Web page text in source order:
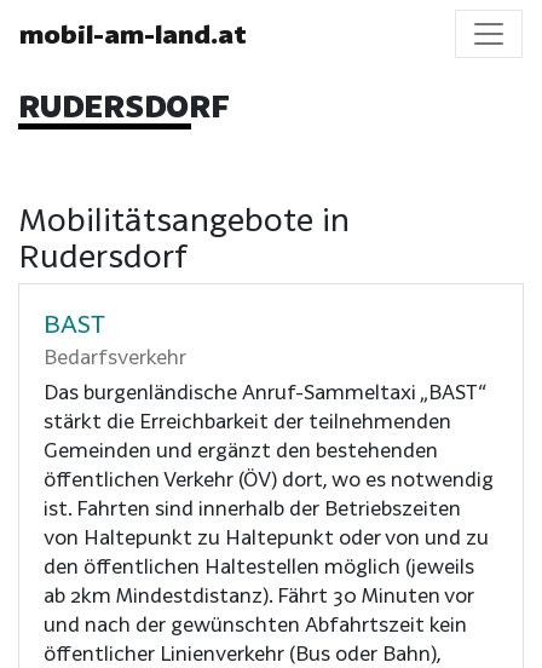
mobil-am-land.at
RUDERSDORF
Mobilitätsangebote in
Rudersdorf
BAST
Bedarfsverkehr
Das burgenländische Anruf-Sammeltaxi „BAST“
stärkt die Erreichbarkeit der teilnehmenden
Gemeinden und ergänzt den bestehenden
öffentlichen Verkehr (ÖV) dort, wo es notwendig
ist. Fahrten sind innerhalb der Betriebszeiten
von Haltepunkt zu Haltepunkt oder von und zu
den öffentlichen Haltestellen möglich (jeweils
ab 2km Mindestdistanz). Fährt 30 Minuten vor
und nach der gewünschten Abfahrtszeit kein
öffentlicher Linienverkehr (Bus oder Bahn),